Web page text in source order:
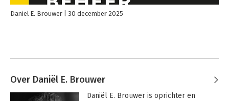
Daniël E. Brouwer 30 december 2025
Over Daniël E. Brouwer
Daniël E. Brouwer is oprichter en